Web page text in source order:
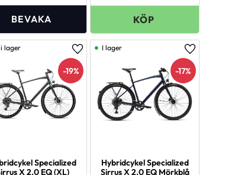
favoriter
Specialized
X 2.0 EQ (XL)
19%
Lägg till i favoriter
i lager
Hybridcykel Specialized
Sirrus X 2.0 EQ Mörkblå
17%
Lägg till i
I lager